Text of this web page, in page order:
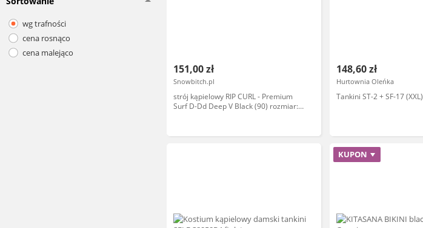
wg trafności
cena rosnąco
cena malejąco
151,00 zł
Snowbitch.pl
strój kąpielowy RIP CURL - Premium
Surf D-Dd Deep V Black (90) rozmiar:
148,60 zł
Hurtownia Oleńka
Tankini ST-2 + SF-17 (XXL)
KUPON